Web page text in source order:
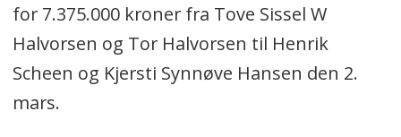
for 7.375.000 kroner fra Tove Sissel W
Halvorsen og Tor Halvorsen til Henrik
Scheen og Kjersti Synnøve Hansen den 2.
mars.